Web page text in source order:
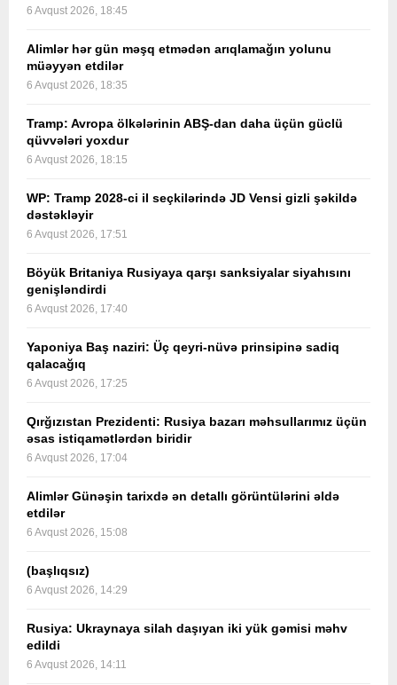
6 Avqust 2026, 18:45
Alimlər hər gün məşq etmədən arıqlamağın yolunu
müəyyən etdilər
6 Avqust 2026, 18:35
Tramp: Avropa ölkələrinin ABŞ-dan daha üçün güclü
qüvvələri yoxdur
6 Avqust 2026, 18:15
WP: Tramp 2028-ci il seçkilərində JD Vensi gizli şəkildə
dəstəkləyir
6 Avqust 2026, 17:51
Böyük Britaniya Rusiyaya qarşı sanksiyalar siyahısını
genişləndirdi
6 Avqust 2026, 17:40
Yaponiya Baş naziri: Üç qeyri-nüvə prinsipinə sadiq
qalacağıq
6 Avqust 2026, 17:25
Qırğızıstan Prezidenti: Rusiya bazarı məhsullarımız üçün
əsas istiqamətlərdən biridir
6 Avqust 2026, 17:04
Alimlər Günəşin tarixdə ən detallı görüntülərini əldə
etdilər
6 Avqust 2026, 15:08
(başlıqsız)
6 Avqust 2026, 14:29
Rusiya: Ukraynaya silah daşıyan iki yük gəmisi məhv
edildi
6 Avqust 2026, 14:11